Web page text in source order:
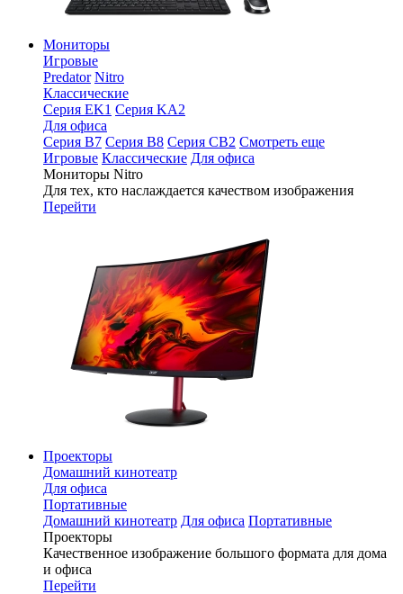
Мониторы
Игровые
Predator Nitro
Классические
Серия EK1 Серия KA2
Для офиса
Серия B7 Серия B8 Серия CB2 Смотреть еще
Игровые Классические Для офиса
Мониторы Nitro
Для тех, кто наслаждается качеством изображения
Перейти
Проекторы
Домашний кинотеатр
Для офиса
Портативные
Домашний кинотеатр Для офиса Портативные
Проекторы
Качественное изображение большого формата для дома
и офиса
Перейти